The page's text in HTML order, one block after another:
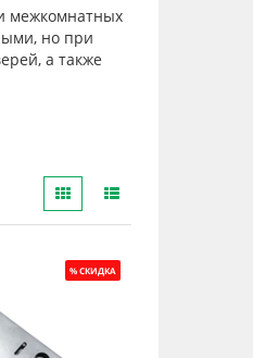
межкомнатных
но при
а также